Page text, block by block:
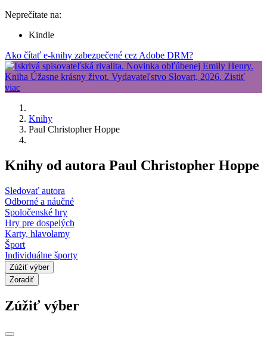
Neprečítate na:
Kindle
Ako čítať e-knihy zabezpečené cez Adobe DRM?
Knihy
Paul Christopher Hoppe
Knihy od autora Paul Christopher Hoppe
Sledovať autora
Odborné a náučné
Spoločenské hry
Hry pre dospelých
Karty, hlavolamy
Šport
Individuálne športy
Zúžiť výber
Zoradiť
Zúžiť výber